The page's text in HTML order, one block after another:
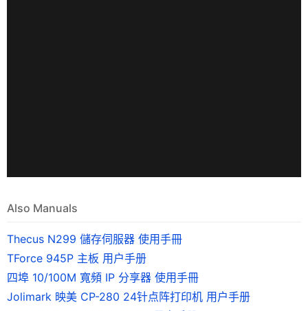
Also Manuals
Thecus N299 儲存伺服器 使用手冊
TForce 945P 主板 用户手册
四埠 10/100M 寬頻 IP 分享器 使用手冊
Jolimark 映美 CP-280 24针点阵打印机 用户手册